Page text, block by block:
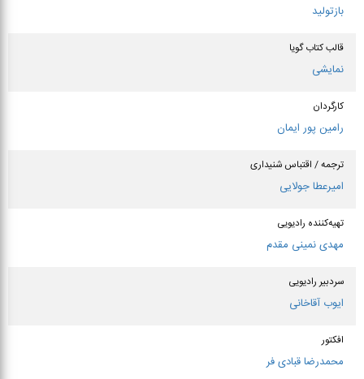
بازتولید
قالب کتاب گویا
نمایشی
کارگردان
رامین پور ایمان
ترجمه / اقتباس شنیداری
امیرعطا جولایی
تهیه‌کننده رادیویی
مهدی نمینی مقدم
سردبیر رادیویی
ایوب آقاخانی
افكتور
محمدرضا قبادی فر